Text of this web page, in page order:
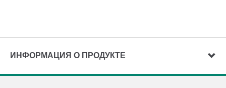
ИНФОРМАЦИЯ О ПРОДУКТЕ